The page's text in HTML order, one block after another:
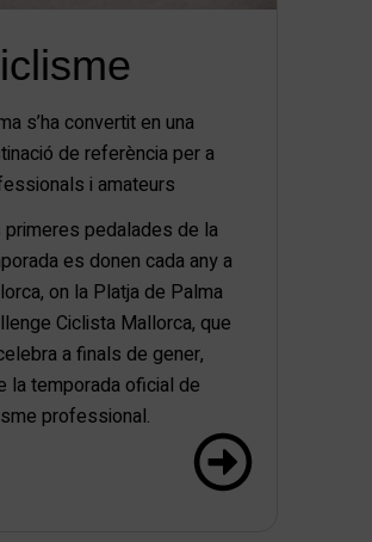
s’ha convertit en una
de referència per a
i amateurs
primeres pedalades de la
es donen cada any a
on la Platja de Palma
Ciclista Mallorca, que
a finals de gener,
la temporada oficial de
professional.